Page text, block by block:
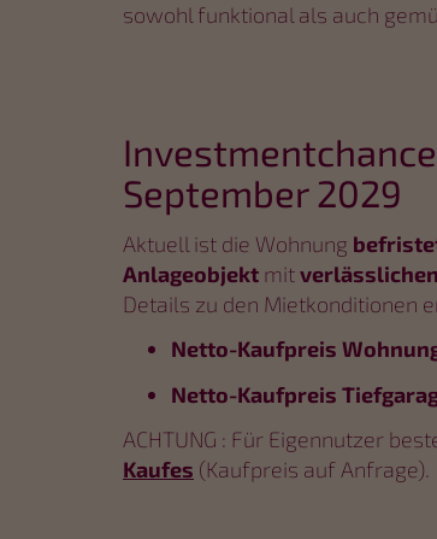
sowohl funktional als auch
September 2029
Aktuell ist die Wohnung
Anlageobjekt mit
Details zu den Mietkonditionen
Netto-Kaufpreis
Netto-Kaufpreis
ACHTUNG : Für Eigennutzer
Kaufes (Kaufpreis auf Anfrage).